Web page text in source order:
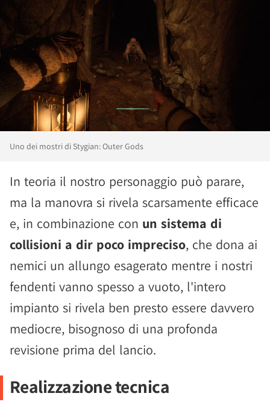
Uno dei mostri di Stygian: Outer Gods
In teoria il nostro personaggio può parare,
ma la manovra si rivela scarsamente efficace
e, in combinazione con un sistema di
collisioni a dir poco impreciso, che dona ai
nemici un allungo esagerato mentre i nostri
fendenti vanno spesso a vuoto, l'intero
impianto si rivela ben presto essere davvero
mediocre, bisognoso di una profonda
revisione prima del lancio.
Realizzazione tecnica